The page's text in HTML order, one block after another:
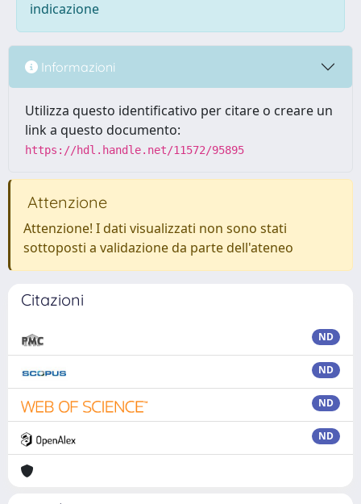
indicazione
Informazioni
Utilizza questo identificativo per citare o creare un
link a questo documento:
https://hdl.handle.net/11572/95895
Attenzione
Attenzione! I dati visualizzati non sono stati
sottoposti a validazione da parte dell'ateneo
Citazioni
ND
ND
ND
ND